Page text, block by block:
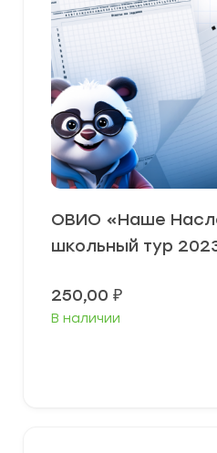
ОВИО «Наше
школьный тур
250,00 ₽
В наличии